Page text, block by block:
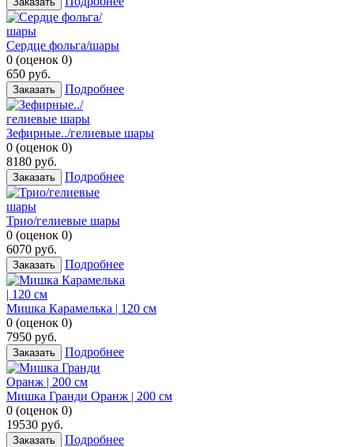
Сердце фольга/шары
0 (оценок 0)
650 руб.
Заказать Подробнее
Зефирные../гелиевые шары
0 (оценок 0)
8180 руб.
Заказать Подробнее
Трио/гелиевые шары
0 (оценок 0)
6070 руб.
Заказать Подробнее
Мишка Карамелька | 120 см
0 (оценок 0)
7950 руб.
Заказать Подробнее
Мишка Гранди Оранж | 200 см
0 (оценок 0)
19530 руб.
Заказать Подробнее